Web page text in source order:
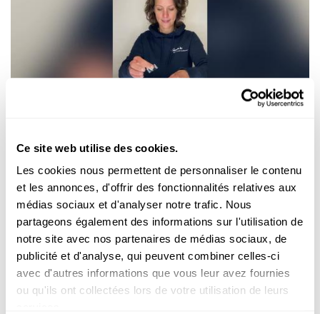
Ce site web utilise des cookies.
Les cookies nous permettent de personnaliser le contenu
et les annonces, d'offrir des fonctionnalités relatives aux
médias sociaux et d'analyser notre trafic. Nous
partageons également des informations sur l'utilisation de
notre site avec nos partenaires de médias sociaux, de
publicité et d'analyse, qui peuvent combiner celles-ci
avec d'autres informations que vous leur avez fournies
ou qu'ils ont collectées lors de votre utilisation de leurs
Réalise des expériences avec un ruban de
Möbius en papier cadeau
Un ruban de Möbius est une surfacebidimensionnellequi n’a
qu’une face et une arête. Fascinant !
FNR